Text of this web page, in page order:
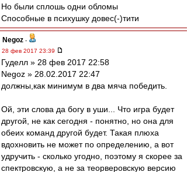
Но были сплошь одни обломы
Способные в психушку довес(-)тити
Negoz -
28 фев 2017 23:39
Гуделл » 28 фев 2017 22:58
Negoz » 28.02.2017 22:47
должны,как минимум в два мяча победить.
Ой, эти слова да богу в уши... Что игра будет
другой, не как сегодня - понятно, но она для
обеих команд другой будет. Такая плюха
вдохновить не может по определению, а вот
удручить - сколько угодно, поэтому я скорее за
спектровскую, а не за теорверовскую версию